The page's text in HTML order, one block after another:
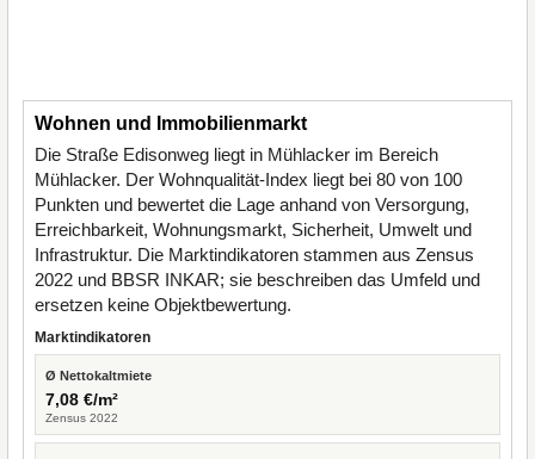
Wohnen und Immobilienmarkt
Die Straße Edisonweg liegt in Mühlacker im Bereich
Mühlacker. Der Wohnqualität-Index liegt bei 80 von 100
Punkten und bewertet die Lage anhand von Versorgung,
Erreichbarkeit, Wohnungsmarkt, Sicherheit, Umwelt und
Infrastruktur. Die Marktindikatoren stammen aus Zensus
2022 und BBSR INKAR; sie beschreiben das Umfeld und
ersetzen keine Objektbewertung.
Marktindikatoren
Ø Nettokaltmiete
7,08 €/m²
Zensus 2022